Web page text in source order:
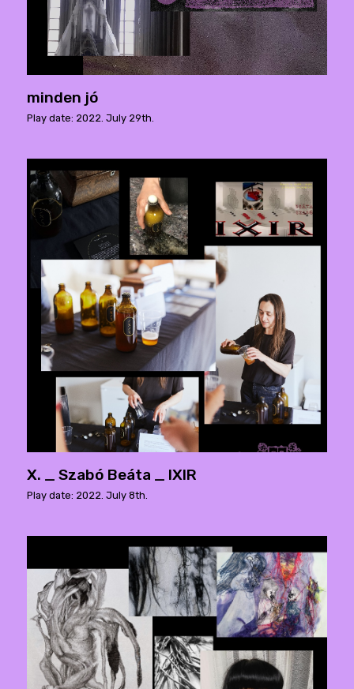
minden jó
Play date: 2022. July 29th.
X. _ Szabó Beáta _ IXIR
Play date: 2022. July 8th.